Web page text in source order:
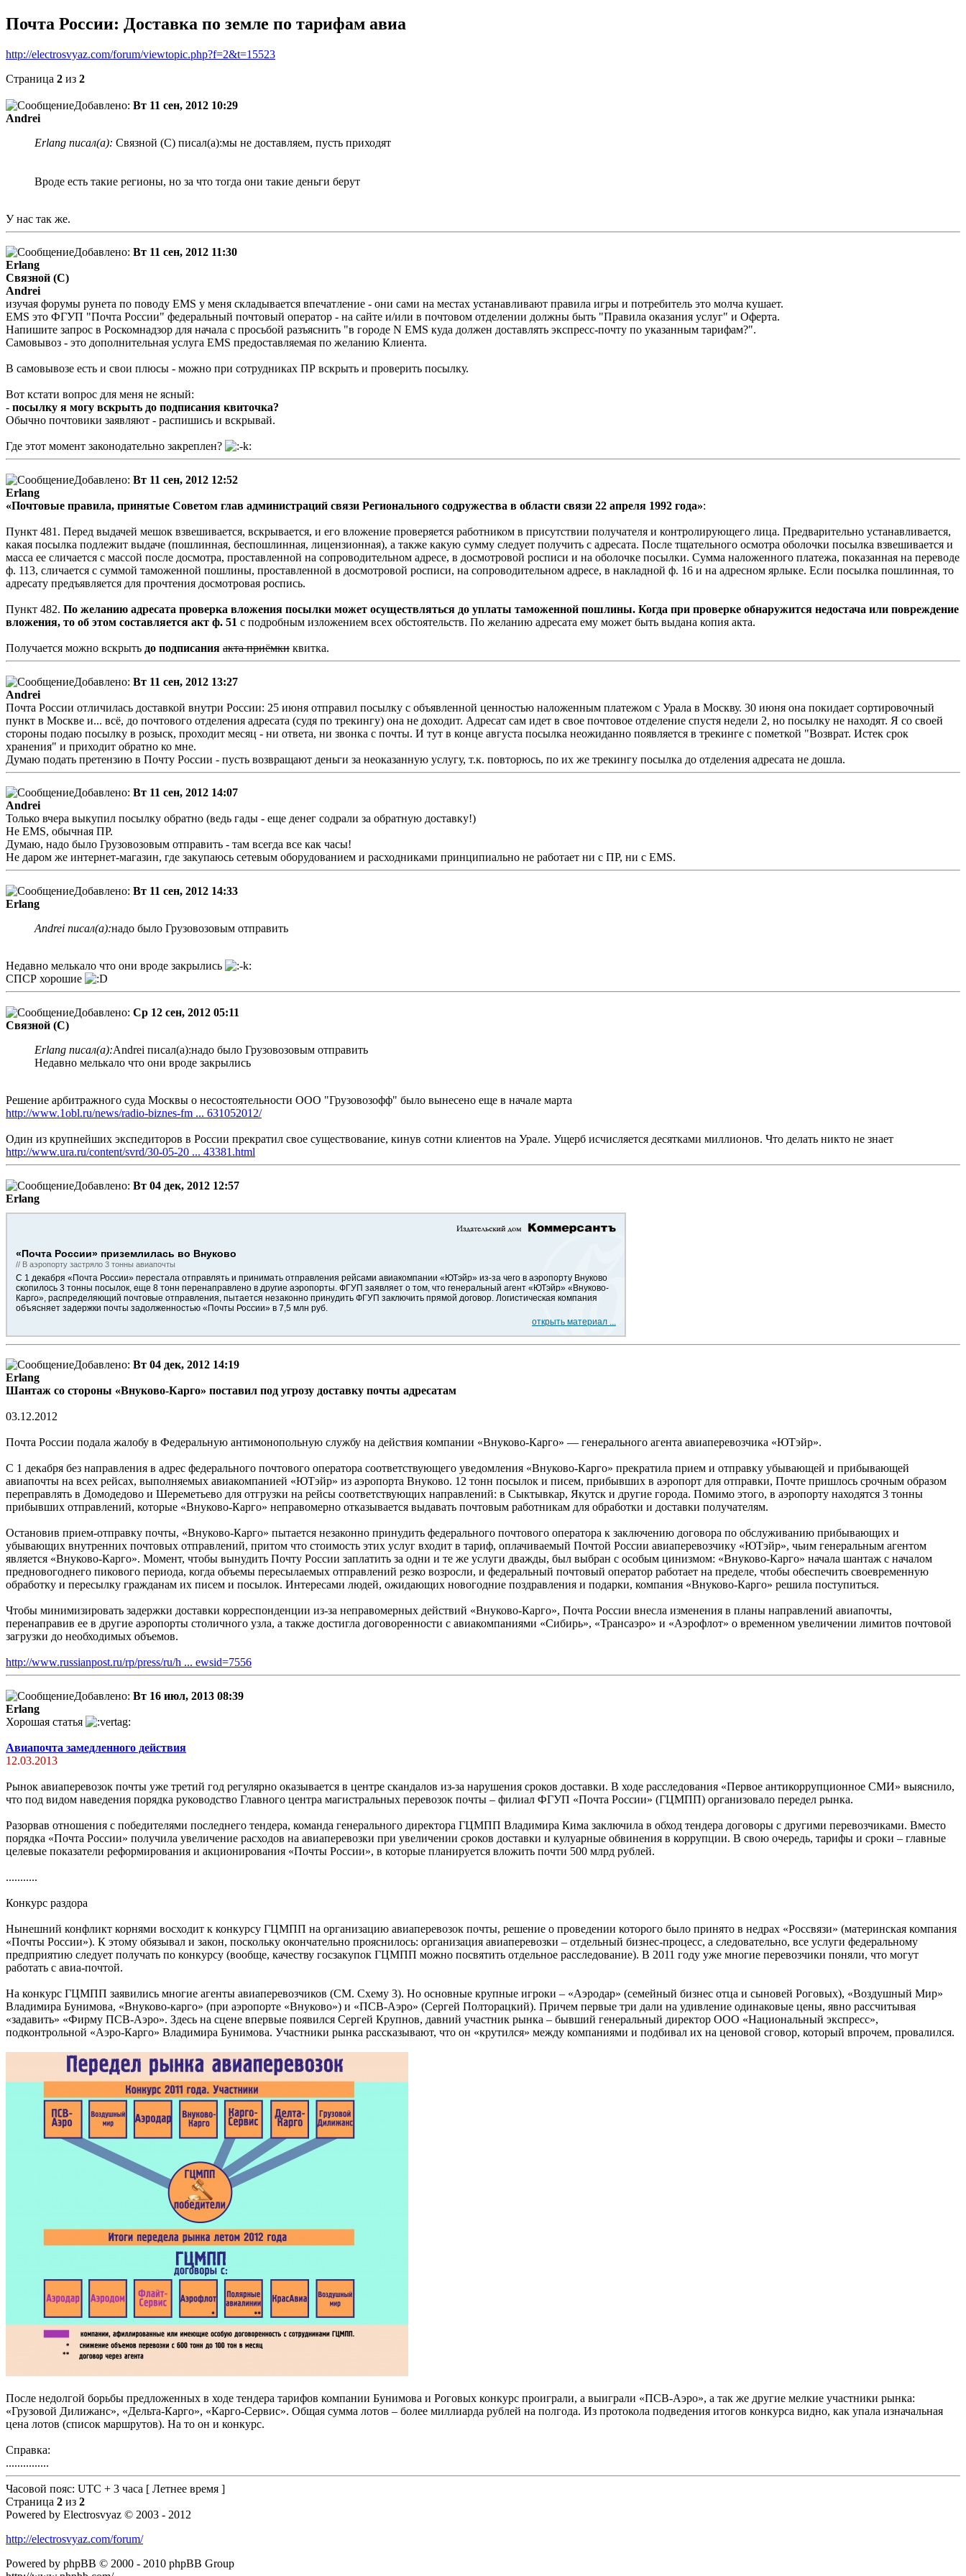
Почта России: Доставка по земле по тарифам авиа
http://electrosvyaz.com/forum/viewtopic.php?f=2&t=15523
Страница 2 из 2
Добавлено: Вт 11 сен, 2012 10:29
Andrei
Erlang писал(а): Связной (С) писал(а):мы не доставляем, пусть приходят
Вроде есть такие регионы, но за что тогда они такие деньги берут
У нас так же.
Добавлено: Вт 11 сен, 2012 11:30
Erlang
Связной (С)
Andrei
изучая форумы рунета по поводу EMS у меня складывается впечатление - они сами на местах устанавливают правила игры и потребитель это молча кушает.
EMS это ФГУП "Почта России" федеральный почтовый оператор - на сайте и/или в почтовом отделении должны быть "Правила оказания услуг" и Оферта.
Напишите запрос в Роскомнадзор для начала с просьбой разъяснить "в городе N EMS куда должен доставлять экспресс-почту по указанным тарифам?".
Самовывоз - это дополнительная услуга EMS предоставляемая по желанию Клиента.
В самовывозе есть и свои плюсы - можно при сотрудниках ПР вскрыть и проверить посылку.
Вот кстати вопрос для меня не ясный:
- посылку я могу вскрыть до подписания квиточка?
Обычно почтовики заявляют - распишись и вскрывай.
Где этот момент законодательно закреплен?
Добавлено: Вт 11 сен, 2012 12:52
Erlang
«Почтовые правила, принятые Советом глав администраций связи Регионального содружества в области связи 22 апреля 1992 года»:
Пункт 481. Перед выдачей мешок взвешивается, вскрывается, и его вложение проверяется работником в присутствии получателя и контролирующего лица. Предварительно устанавливается,
какая посылка подлежит выдаче (пошлинная, беспошлинная, лицензионная), а также какую сумму следует получить с адресата. После тщательного осмотра оболочки посылка взвешивается и
масса ее сличается с массой после досмотра, проставленной на сопроводительном адресе, в досмотровой росписи и на оболочке посылки. Сумма наложенного платежа, показанная на переводе
ф. 113, сличается с суммой таможенной пошлины, проставленной в досмотровой росписи, на сопроводительном адресе, в накладной ф. 16 и на адресном ярлыке. Если посылка пошлинная, то
адресату предъявляется для прочтения досмотровая роспись.
Пункт 482. По желанию адресата проверка вложения посылки может осуществляться до уплаты таможенной пошлины. Когда при проверке обнаружится недостача или повреждение
вложения, то об этом составляется акт ф. 51 с подробным изложением всех обстоятельств. По желанию адресата ему может быть выдана копия акта.
Получается можно вскрыть до подписания акта приёмки квитка.
Добавлено: Вт 11 сен, 2012 13:27
Andrei
Почта России отличилась доставкой внутри России: 25 июня отправил посылку с объявленной ценностью наложенным платежом с Урала в Москву. 30 июня она покидает сортировочный
пункт в Москве и... всё, до почтового отделения адресата (судя по трекингу) она не доходит. Адресат сам идет в свое почтовое отделение спустя недели 2, но посылку не находят. Я со своей
стороны подаю посылку в розыск, проходит месяц - ни ответа, ни звонка с почты. И тут в конце августа посылка неожиданно появляется в трекинге с пометкой "Возврат. Истек срок
хранения" и приходит обратно ко мне.
Думаю подать претензию в Почту России - пусть возвращают деньги за неоказанную услугу, т.к. повторюсь, по их же трекингу посылка до отделения адресата не дошла.
Добавлено: Вт 11 сен, 2012 14:07
Andrei
Только вчера выкупил посылку обратно (ведь гады - еще денег содрали за обратную доставку!)
Не EMS, обычная ПР.
Думаю, надо было Грузовозовым отправить - там всегда все как часы!
Не даром же интернет-магазин, где закупаюсь сетевым оборудованием и расходниками принципиально не работает ни с ПР, ни с EMS.
Добавлено: Вт 11 сен, 2012 14:33
Erlang
Andrei писал(а):надо было Грузовозовым отправить
Недавно мелькало что они вроде закрылись
СПСР хорошие
Добавлено: Ср 12 сен, 2012 05:11
Связной (С)
Erlang писал(а):Andrei писал(а):надо было Грузовозовым отправить
Недавно мелькало что они вроде закрылись
Решение арбитражного суда Москвы о несостоятельности ООО "Грузовозофф" было вынесено еще в начале марта
http://www.1obl.ru/news/radio-biznes-fm ... 631052012/
Один из крупнейших экспедиторов в России прекратил свое существование, кинув сотни клиентов на Урале. Ущерб исчисляется десятками миллионов. Что делать никто не знает
http://www.ura.ru/content/svrd/30-05-20 ... 43381.html
Добавлено: Вт 04 дек, 2012 12:57
Erlang
«Почта России» приземлилась во Внуково
// В аэропорту застряло 3 тонны авиапочты
С 1 декабря «Почта России» перестала отправлять и принимать отправления рейсами авиакомпании «ЮТэйр» из-за чего в аэропорту Внуково
скопилось 3 тонны посылок, еще 8 тонн перенаправлено в другие аэропорты. ФГУП заявляет о том, что генеральный агент «ЮТэйр» «Внуково-
Карго», распределяющий почтовые отправления, пытается незаконно принудить ФГУП заключить прямой договор. Логистическая компания
объясняет задержки почты задолженностью «Почты России» в 7,5 млн руб.
открыть материал ...
Добавлено: Вт 04 дек, 2012 14:19
Erlang
Шантаж со стороны «Внуково-Карго» поставил под угрозу доставку почты адресатам
03.12.2012
Почта России подала жалобу в Федеральную антимонопольную службу на действия компании «Внуково-Карго» — генерального агента авиаперевозчика «ЮТэйр».
С 1 декабря без направления в адрес федерального почтового оператора соответствующего уведомления «Внуково-Карго» прекратила прием и отправку убывающей и прибывающей
авиапочты на всех рейсах, выполняемых авиакомпанией «ЮТэйр» из аэропорта Внуково. 12 тонн посылок и писем, прибывших в аэропорт для отправки, Почте пришлось срочным образом
переправлять в Домодедово и Шереметьево для отгрузки на рейсы соответствующих направлений: в Сыктывкар, Якутск и другие города. Помимо этого, в аэропорту находятся 3 тонны
прибывших отправлений, которые «Внуково-Карго» неправомерно отказывается выдавать почтовым работникам для обработки и доставки получателям.
Остановив прием-отправку почты, «Внуково-Карго» пытается незаконно принудить федерального почтового оператора к заключению договора по обслуживанию прибывающих и
убывающих внутренних почтовых отправлений, притом что стоимость этих услуг входит в тариф, оплачиваемый Почтой России авиаперевозчику «ЮТэйр», чьим генеральным агентом
является «Внуково-Карго». Момент, чтобы вынудить Почту России заплатить за одни и те же услуги дважды, был выбран с особым цинизмом: «Внуково-Карго» начала шантаж с началом
предновогоднего пикового периода, когда объемы пересылаемых отправлений резко возросли, и федеральный почтовый оператор работает на пределе, чтобы обеспечить своевременную
обработку и пересылку гражданам их писем и посылок. Интересами людей, ожидающих новогодние поздравления и подарки, компания «Внуково-Карго» решила поступиться.
Чтобы минимизировать задержки доставки корреспонденции из-за неправомерных действий «Внуково-Карго», Почта России внесла изменения в планы направлений авиапочты,
перенаправив ее в другие аэропорты столичного узла, а также достигла договоренности с авиакомпаниями «Сибирь», «Трансаэро» и «Аэрофлот» о временном увеличении лимитов почтовой
загрузки до необходимых объемов.
http://www.russianpost.ru/rp/press/ru/h ... ewsid=7556
Добавлено: Вт 16 июл, 2013 08:39
Erlang
Хорошая статья
Авиапочта замедленного действия
12.03.2013
Рынок авиаперевозок почты уже третий год регулярно оказывается в центре скандалов из-за нарушения сроков доставки. В ходе расследования «Первое антикоррупционное СМИ» выяснило,
что под видом наведения порядка руководство Главного центра магистральных перевозок почты – филиал ФГУП «Почта России» (ГЦМПП) организовало передел рынка.
Разорвав отношения с победителями последнего тендера, команда генерального директора ГЦМПП Владимира Кима заключила в обход тендера договоры с другими перевозчиками. Вместо
порядка «Почта России» получила увеличение расходов на авиаперевозки при увеличении сроков доставки и кулуарные обвинения в коррупции. В свою очередь, тарифы и сроки – главные
целевые показатели реформирования и акционирования «Почты России», в которые планируется вложить почти 500 млрд рублей.
...........
Конкурс раздора
Нынешний конфликт корнями восходит к конкурсу ГЦМПП на организацию авиаперевозок почты, решение о проведении которого было принято в недрах «Россвязи» (материнская компания
«Почты России»). К этому обязывал и закон, поскольку окончательно прояснилось: организация авиаперевозки – отдельный бизнес-процесс, а следовательно, все услуги федеральному
предприятию следует получать по конкурсу (вообще, качеству госзакупок ГЦМПП можно посвятить отдельное расследование). В 2011 году уже многие перевозчики поняли, что могут
работать с авиа-почтой.
На конкурс ГЦМПП заявились многие агенты авиаперевозчиков (СМ. Схему 3). Но основные крупные игроки – «Аэродар» (семейный бизнес отца и сыновей Роговых), «Воздушный Мир»
Владимира Бунимова, «Внуково-карго» (при аэропорте «Внуково») и «ПСВ-Аэро» (Сергей Полторацкий). Причем первые три дали на удивление одинаковые цены, явно рассчитывая
«задавить» «Фирму ПСВ-Аэро». Здесь на сцене впервые появился Сергей Крупнов, давний участник рынка – бывший генеральный директор ООО «Национальный экспресс»,
подконтрольной «Аэро-Карго» Владимира Бунимова. Участники рынка рассказывают, что он «крутился» между компаниями и подбивал их на ценовой сговор, который впрочем, провалился.
После недолгой борьбы предложенных в ходе тендера тарифов компании Бунимова и Роговых конкурс проиграли, а выиграли «ПСВ-Аэро», а так же другие мелкие участники рынка:
«Грузовой Дилижанс», «Дельта-Карго», «Карго-Сервис». Общая сумма лотов – более миллиарда рублей на полгода. Из протокола подведения итогов конкурса видно, как упала изначальная
цена лотов (список маршрутов). На то он и конкурс.
Справка:
...............
Часовой пояс: UTC + 3 часа [ Летнее время ]
Страница 2 из 2
Powered by Electrosvyaz © 2003 - 2012
http://electrosvyaz.com/forum/
Powered by phpBB © 2000 - 2010 phpBB Group